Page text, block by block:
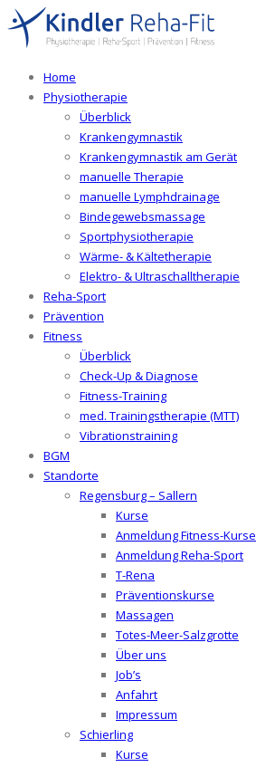
Home
Physiotherapie
Überblick
Krankengymnastik
Krankengymnastik am Gerät
manuelle Therapie
manuelle Lymphdrainage
Bindegewebsmassage
Sportphysiotherapie
Wärme- & Kältetherapie
Elektro- & Ultraschalltherapie
Reha-Sport
Prävention
Fitness
Überblick
Check-Up & Diagnose
Fitness-Training
med. Trainingstherapie (MTT)
Vibrationstraining
BGM
Standorte
Regensburg – Sallern
Kurse
Anmeldung Fitness-Kurse
Anmeldung Reha-Sport
T-Rena
Präventionskurse
Massagen
Totes-Meer-Salzgrotte
Über uns
Job’s
Anfahrt
Impressum
Schierling
Kurse